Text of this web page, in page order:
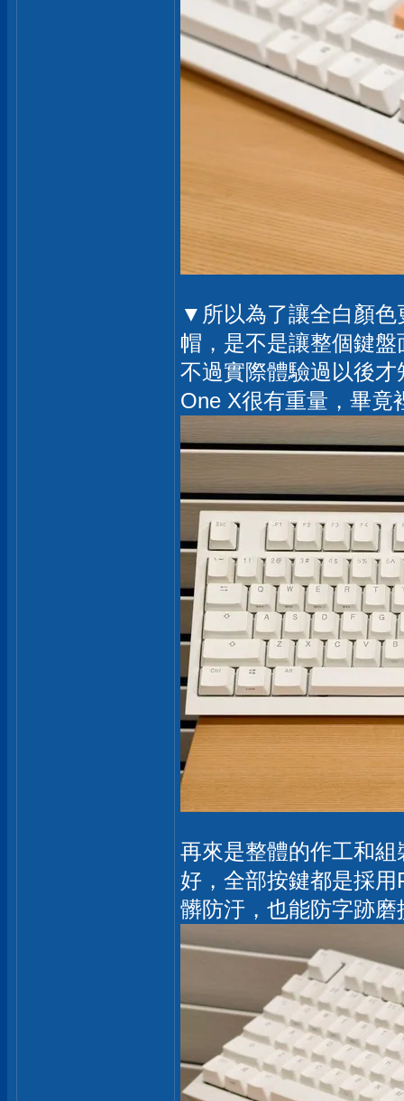
▼所以為了讓全白顏色
帽，是不是讓整個鍵
不過實際體驗過以後
One X很有重量，畢竟
再來是整體的作工和
好，全部按鍵都是採
髒防汙，也能防字跡